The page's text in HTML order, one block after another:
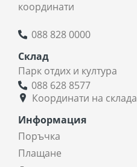
координати
088 828 0000
Склад
Парк отдих и култура
088 628 8577
Координати на склада
Информация
Поръчка
Плащане